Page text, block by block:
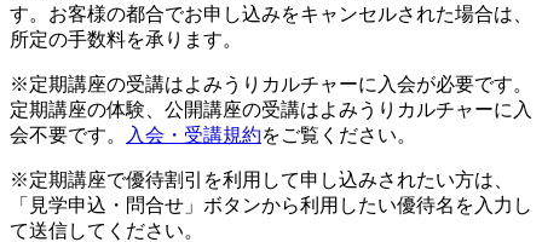
す。お客様の都合でお申し込みをキャンセルされた場合は、
所定の手数料を承ります。
※定期講座の受講はよみうりカルチャーに入会が必要です。
定期講座の体験、公開講座の受講はよみうりカルチャーに入
会不要です。
入会・受講規約をご覧ください。
※定期講座で優待割引を利用して申し込みされたい方は、
「見学申込・問合せ」ボタンから利用したい優待名を入力し
て送信してください。